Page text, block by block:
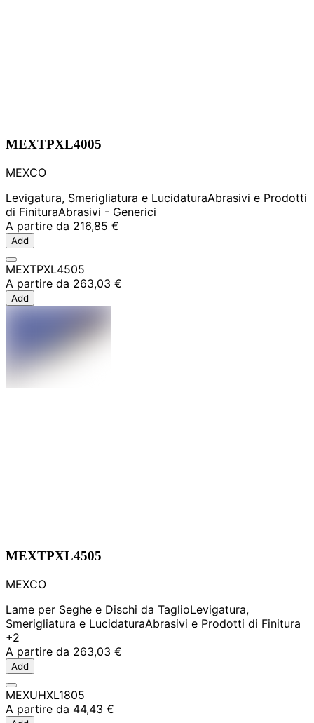
MEXTPXL4005
MEXCO
Levigatura, Smerigliatura e LucidaturaAbrasivi e Prodotti
di FinituraAbrasivi - Generici
A partire da 216,85 €
Add
MEXTPXL4505
A partire da 263,03 €
Add
MEXTPXL4505
MEXCO
Lame per Seghe e Dischi da TaglioLevigatura,
Smerigliatura e LucidaturaAbrasivi e Prodotti di Finitura
+2
A partire da 263,03 €
Add
MEXUHXL1805
A partire da 44,43 €